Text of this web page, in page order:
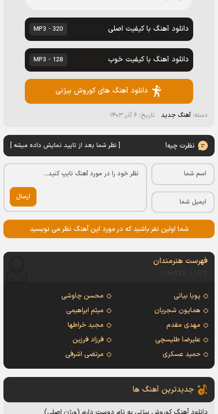
دانلود آهنگ با کیفیت اصلی 320 - MP3
دانلود آهنگ با کیفیت خوب 128 - MP3
دانلود آهنگ های کوروش بیژنی
دسته: آهنگ جدید تاریخ: ۶ آذر ۱۴۰۳
نظرت چیه! [ نظر شما بعد از تایید نمایش داده میشه ]
ارسال
شما اولین نفر باشید که در مورد این آهنگ نظر می نویسید
فهرست هنرمندان
پویا بیاتی
محسن چاوشی
همایون شجریان
میثم ابراهیمی
مهدی مقدم
مجید خراطها
علیرضا طلیسچی
فرزاد فرزین
حمید عسکری
مرتضی اشرفی
جدیدترین آهنگ ها